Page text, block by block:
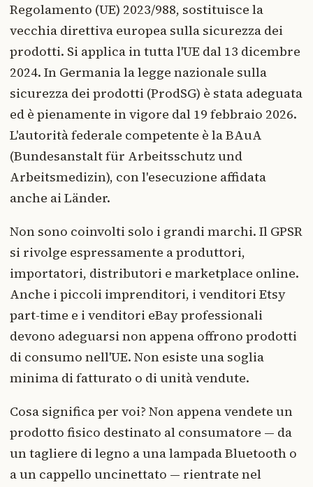
Regolamento (UE) 2023/988, sostituisce la
vecchia direttiva europea sulla sicurezza dei
prodotti. Si applica in tutta l'UE dal 13 dicembre
2024. In Germania la legge nazionale sulla
sicurezza dei prodotti (ProdSG) è stata adeguata
ed è pienamente in vigore dal 19 febbraio 2026.
L'autorità federale competente è la BAuA
(Bundesanstalt für Arbeitsschutz und
Arbeitsmedizin), con l'esecuzione affidata
anche ai Länder.
Non sono coinvolti solo i grandi marchi. Il GPSR
si rivolge espressamente a produttori,
importatori, distributori e marketplace online.
Anche i piccoli imprenditori, i venditori Etsy
part-time e i venditori eBay professionali
devono adeguarsi non appena offrono prodotti
di consumo nell'UE. Non esiste una soglia
minima di fatturato o di unità vendute.
Cosa significa per voi? Non appena vendete un
prodotto fisico destinato al consumatore — da
un tagliere di legno a una lampada Bluetooth o
a un cappello uncinettato — rientrate nel